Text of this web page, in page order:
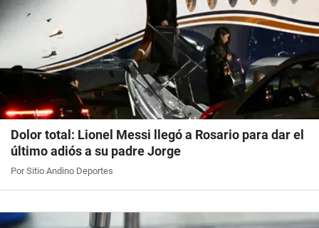
Dolor total: Lionel Messi llegó a Rosario para dar el
último adiós a su padre Jorge
Por Sitio Andino Deportes